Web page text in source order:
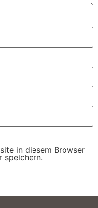
in diesem Browser
speichern.